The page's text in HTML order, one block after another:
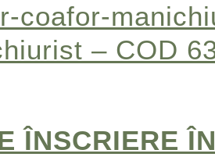
coafor-
– COD
ÎNSCRIERE